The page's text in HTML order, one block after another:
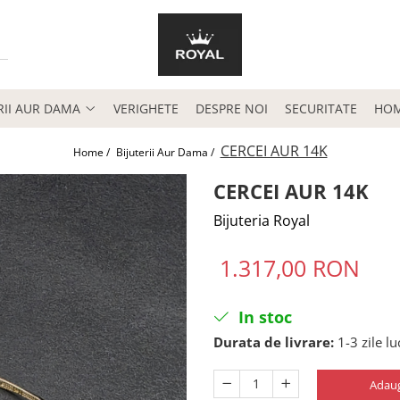
AUR DAMA VERIGHETE DESPRE NOI SECURITATE
Home / Bijuterii Aur Dama / CERCEI AUR 14K
CERCEI AUR 14K
Bijuteria Royal
1.317,00 RON
In stoc
Durata de livrare: 1-3 zile